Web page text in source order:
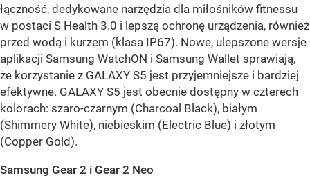
łączność, dedykowane narzędzia dla miłośników fitnessu
w postaci S Health 3.0 i lepszą ochronę urządzenia, również
przed wodą i kurzem (klasa IP67). Nowe, ulepszone wersje
aplikacji Samsung WatchON i Samsung Wallet sprawiają,
że korzystanie z GALAXY S5 jest przyjemniejsze i bardziej
efektywne. GALAXY S5 jest obecnie dostępny w czterech
kolorach: szaro-czarnym (Charcoal Black), białym
(Shimmery White), niebieskim (Electric Blue) i złotym
(Copper Gold).
Samsung Gear 2 i Gear 2 Neo